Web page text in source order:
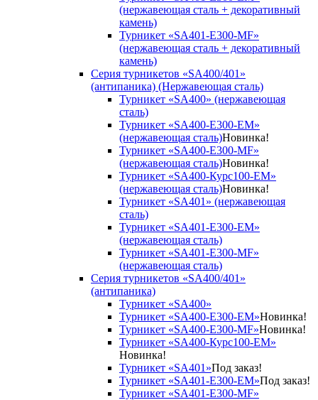
(нержавеющая сталь + декоративный
камень)
Турникет «SA401-E300-MF»
(нержавеющая сталь + декоративный
камень)
Серия турникетов «SA400/401»
(антипаника) (Нержавеющая сталь)
Турникет «SA400» (нержавеющая
сталь)
Турникет «SA400-Е300-EM»
(нержавеющая сталь)Новинка!
Турникет «SA400-Е300-MF»
(нержавеющая сталь)Новинка!
Турникет «SA400-Курс100-EM»
(нержавеющая сталь)Новинка!
Турникет «SA401» (нержавеющая
сталь)
Турникет «SA401-E300-EM»
(нержавеющая сталь)
Турникет «SA401-E300-MF»
(нержавеющая сталь)
Серия турникетов «SA400/401»
(антипаника)
Турникет «SA400»
Турникет «SA400-Е300-EM»Новинка!
Турникет «SA400-Е300-MF»Новинка!
Турникет «SA400-Курс100-EM»
Новинка!
Турникет «SA401»Под заказ!
Турникет «SA401-E300-EM»Под заказ!
Турникет «SA401-E300-MF»